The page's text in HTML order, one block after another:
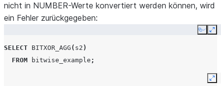
nicht in NUMBER-Werte konvertiert werden können, wird
ein Fehler zurückgegeben:
Copy
SELECT BITXOR_AGG ( s2 )
FROM
bitwise_example ;